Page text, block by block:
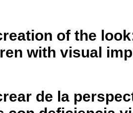
of the
with visual
de la